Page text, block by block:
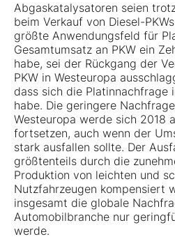
Abgaskatalysatoren seien
beim Verkauf von Diesel-
größte Anwendungsfeld für
Gesamtumsatz an PKW ein
habe, sei der Rückgang der
PKW in Westeuropa
dass sich die Platinnachfrage
habe. Die geringere
Westeuropa werde sich 2018
fortsetzen, auch wenn der
stark ausfallen sollte. Der
größtenteils durch die
Produktion von leichten und
Nutzfahrzeugen kompensiert
insgesamt die globale
Automobilbranche nur
werde.